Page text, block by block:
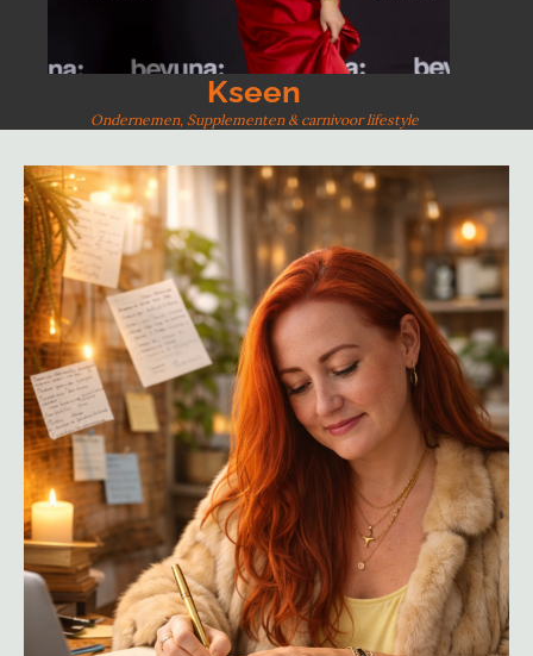
Kseen
Ondernemen, Supplementen & carnivoor lifestyle